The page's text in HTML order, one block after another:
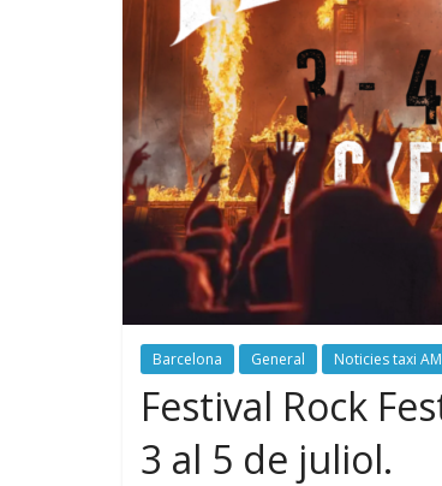
Barcelona General Noticies taxi
Festival Rock
3 al 5 de juliol.